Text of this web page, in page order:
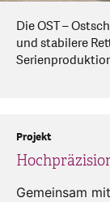
Die OST –
und stabilere
Projekt
Gemeinsam